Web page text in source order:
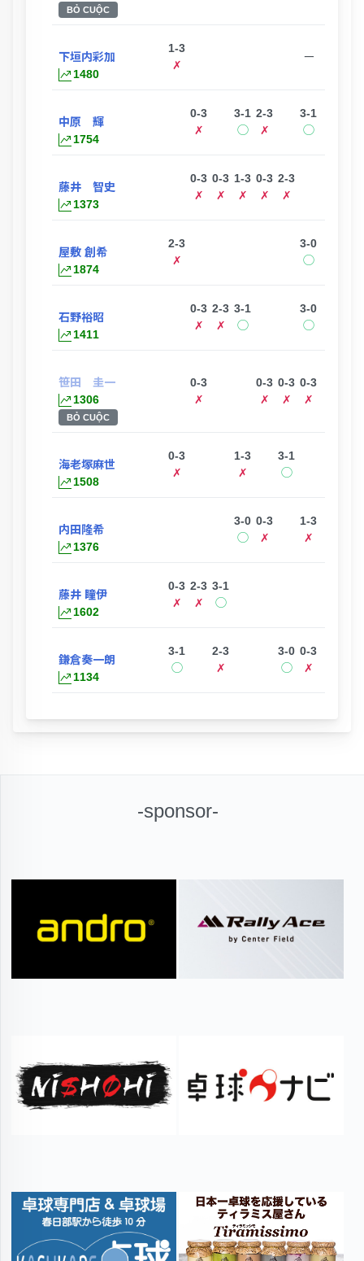
BỎ CUỘC
下垣内彩加
1480
1-3
✗
ー
中原 輝
1754
0-3
✗
3-1
◯
2-3
✗
3-1
◯
藤井 智史
1373
0-3
✗
0-3
✗
1-3
✗
0-3
✗
2-3
✗
屋敷 創希
1874
2-3
✗
3-0
◯
石野裕昭
1411
0-3
✗
2-3
✗
3-1
◯
3-0
◯
笹田 圭一
1306
BỎ CUỘC
0-3
✗
0-3
✗
0-3
✗
0-3
✗
海老塚麻世
1508
0-3
✗
1-3
✗
3-1
◯
内田隆希
1376
3-0
◯
0-3
✗
1-3
✗
藤井 瞳伊
1602
0-3
✗
2-3
✗
3-1
◯
鎌倉奏一朗
1134
3-1
◯
2-3
✗
3-0
◯
0-3
✗
-sponsor-